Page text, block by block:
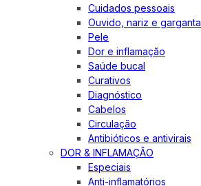
Cuidados pessoais
Ouvido, nariz e garganta
Pele
Dor e inflamação
Saúde bucal
Curativos
Diagnóstico
Cabelos
Circulação
Antibióticos e antivirais
DOR & INFLAMAÇÃO
Especiais
Anti-inflamatórios